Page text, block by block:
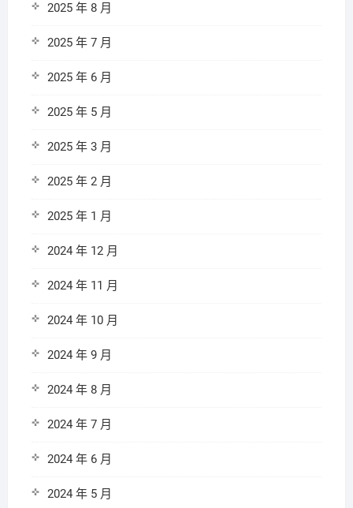
2025 年 8 月
2025 年 7 月
2025 年 6 月
2025 年 5 月
2025 年 3 月
2025 年 2 月
2025 年 1 月
2024 年 12 月
2024 年 11 月
2024 年 10 月
2024 年 9 月
2024 年 8 月
2024 年 7 月
2024 年 6 月
2024 年 5 月